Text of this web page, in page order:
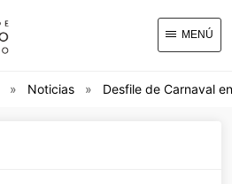
MENÚ
Noticias Desfile de Carnaval